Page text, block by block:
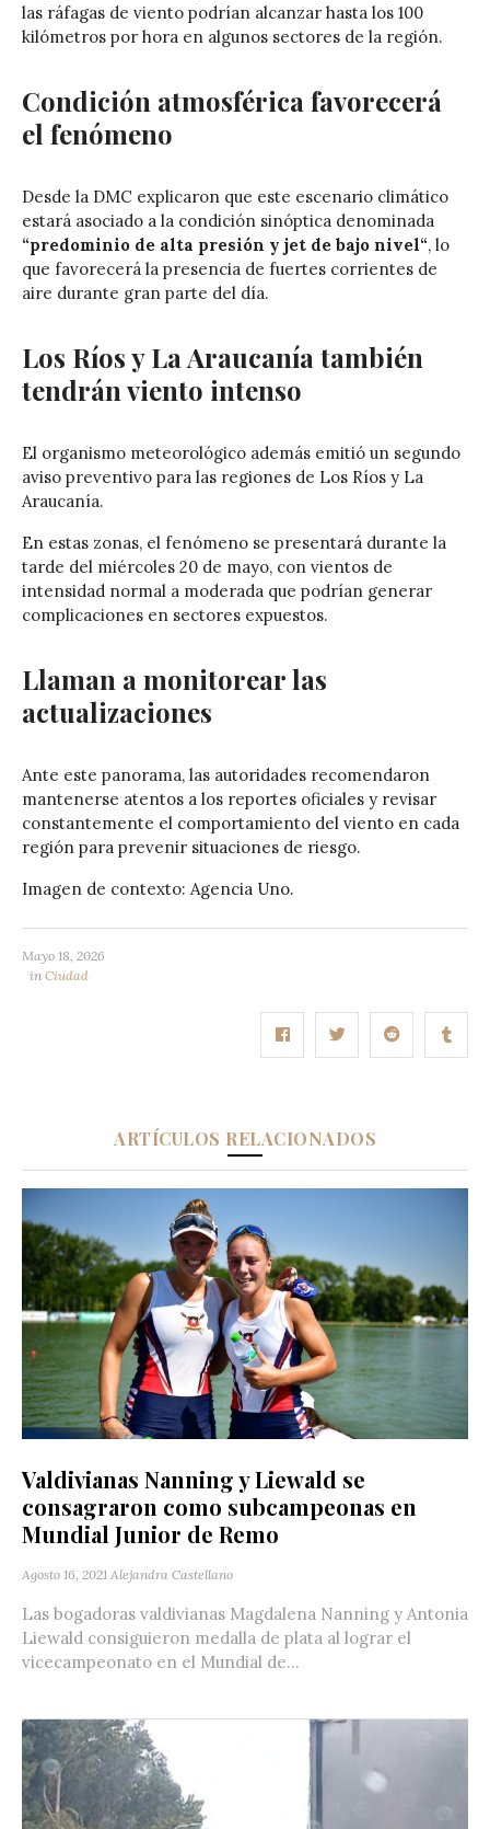
las ráfagas de viento podrían alcanzar hasta los 100
kilómetros por hora en algunos sectores de la región.
Condición atmosférica favorecerá
el fenómeno
Desde la DMC explicaron que este escenario climático
estará asociado a la condición sinóptica denominada
“predominio de alta presión y jet de bajo nivel“, lo
que favorecerá la presencia de fuertes corrientes de
aire durante gran parte del día.
Los Ríos y La Araucanía también
tendrán viento intenso
El organismo meteorológico además emitió un segundo
aviso preventivo para las regiones de Los Ríos y La
Araucanía.
En estas zonas, el fenómeno se presentará durante la
tarde del miércoles 20 de mayo, con vientos de
intensidad normal a moderada que podrían generar
complicaciones en sectores expuestos.
Llaman a monitorear las
actualizaciones
Ante este panorama, las autoridades recomendaron
mantenerse atentos a los reportes oficiales y revisar
constantemente el comportamiento del viento en cada
región para prevenir situaciones de riesgo.
Imagen de contexto: Agencia Uno.
Mayo 18, 2026
in Ciudad
ARTÍCULOS RELACIONADOS
Valdivianas Nanning y Liewald se
consagraron como subcampeonas en
Mundial Junior de Remo
Agosto 16, 2021 Alejandra Castellano
Las bogadoras valdivianas Magdalena Nanning y Antonia
Liewald consiguieron medalla de plata al lograr el
vicecampeonato en el Mundial de...